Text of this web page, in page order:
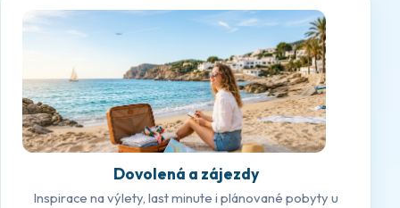
Dovolená a zájezdy
Inspirace na výlety, last minute i plánované pobyty u